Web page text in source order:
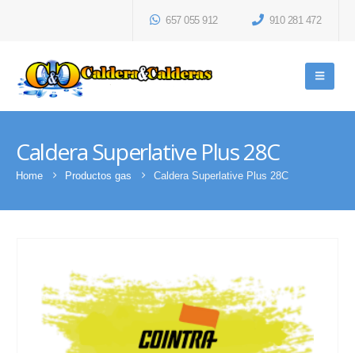
657 055 912 910 281 472
Caldera Superlative Plus 28C
Home Productos gas Caldera Superlative Plus 28C